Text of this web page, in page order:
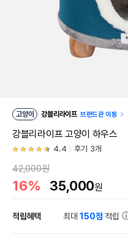
고양이 강블리라이프 브랜드관 이동
강블리라이프 고양이 하우스
4.4 후기 3개
42,000원
16% 35,000원
적립혜택 최대150점 적립